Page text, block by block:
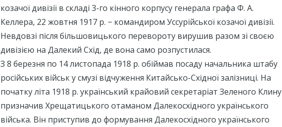
козачої дивізії в складі 3-го кінного корпусу генерала графа Ф. А.
Келлера, 22 жовтня 1917 р. − командиром Уссурійської козачої дивізії.
Невдовзі після більшовицького перевороту вирушив разом зі своєю
дивізією на Далекий Схід, де вона само розпустилася.
З 8 березня по 14 листопада 1918 р. обіймав посаду начальника штабу
російських військ у смузі відчуження Китайсько-Східної залізниці. На
початку літа 1918 р. український крайовий секретаріат Зеленого Клину
призначив Хрещатицького отаманом Далекосхідного українського
війська. Він приступив до формування Далекосхідного українського